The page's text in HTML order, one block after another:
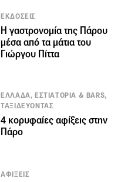
ΕΚΔΟΣΕΙΣ
Η γαστρονομία της Πάρου
μέσα από τα μάτια του
Γιώργου Πίττα
ΕΛΛΑΔΑ, ΕΣΤΙΑΤΟΡΙΑ & BARS,
ΤΑΞΙΔΕΥΟΝΤΑΣ
4 κορυφαίες αφίξεις στην
Πάρο
ΑΦΙΞΕΙΣ